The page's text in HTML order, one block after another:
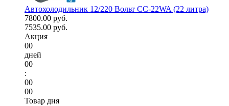
Автохолодильник 12/220 Вольт CC-22WA (22 литра)
7800.00 руб.
7535.00 руб.
Акция
00
дней
00
:
00
00
Товар дня